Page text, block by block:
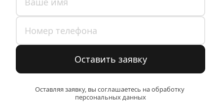
Оставить заявку
Оставляя заявку, вы соглашаетесь на обработку
персональных данных